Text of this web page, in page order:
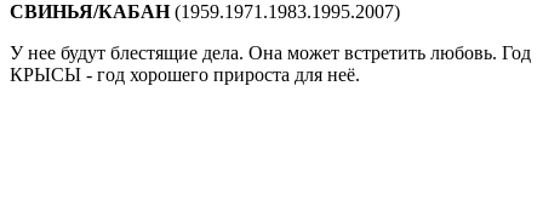
СВИНЬЯ/КАБАН(1959.1971.1983.1995.2007)
У нее будут блестящие дела. Она может встретить любовь. Год
КРЫСЫ - год хорошего прироста для неё.